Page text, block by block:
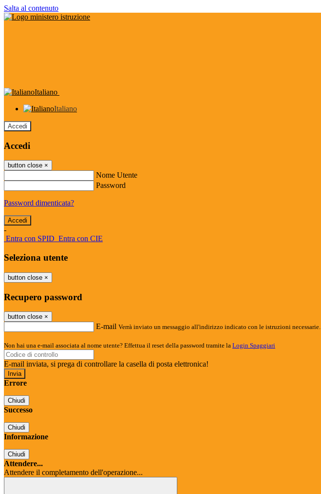
Salta al contenuto
Italiano
Italiano
Accedi
Accedi
button close ×
Nome Utente
Password
Password dimenticata?
-
Entra con SPID Entra con CIE
Seleziona utente
button close ×
Recupero password
button close ×
E-mail Verrà inviato un messaggio all'indirizzo indicato con le istruzioni necessarie.
Non hai una e-mail associata al nome utente? Effettua il reset della password tramite la Login Spaggiari
E-mail inviata, si prega di controllare la casella di posta elettronica!
Errore
Chiudi
Successo
Chiudi
Informazione
Chiudi
Attendere...
Attendere il completamento dell'operazione...